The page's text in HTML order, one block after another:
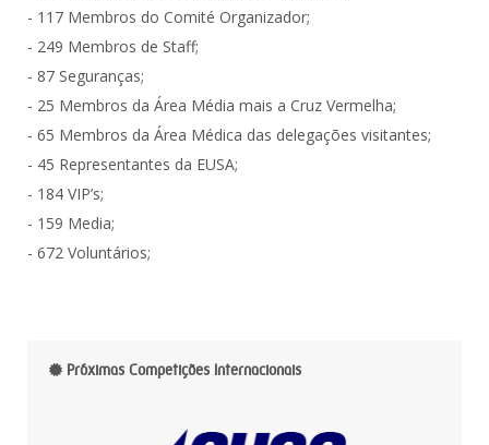
- 117 Membros do Comité Organizador;
- 249 Membros de Staff;
- 87 Seguranças;
- 25 Membros da Área Média mais a Cruz Vermelha;
- 65 Membros da Área Médica das delegações visitantes;
- 45 Representantes da EUSA;
- 184 VIP’s;
- 159 Media;
- 672 Voluntários;
Próximas Competições Internacionais